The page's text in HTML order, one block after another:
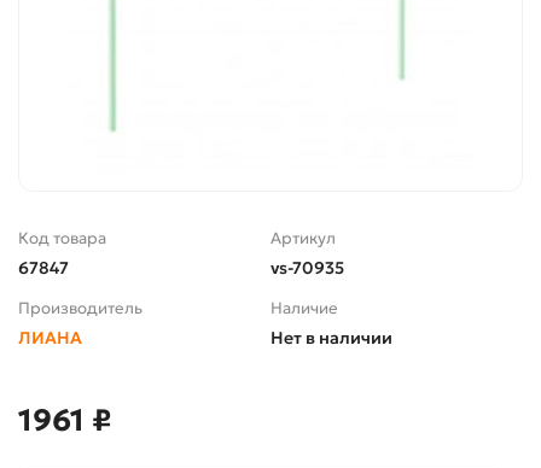
Код товара
67847
Артикул
vs-70935
Производитель
ЛИАНА
Наличие
Нет в наличии
1961 ₽